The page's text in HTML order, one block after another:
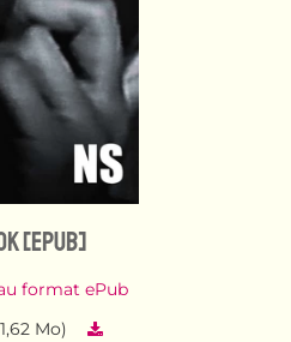
[ePub]
format ePub
Mo)